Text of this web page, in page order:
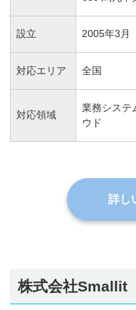
設立 2005年3月
対応エリア 全国
対応領域
業務システ
ウド
詳し
株式会社Smallit